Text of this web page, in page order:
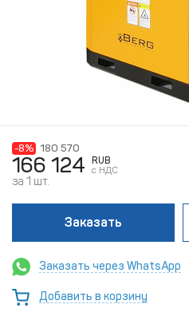
-8% 180 570
166 124
RUB
c НДС
за 1 шт.
Заказать
Заказать через WhatsApp
Добавить в корзину